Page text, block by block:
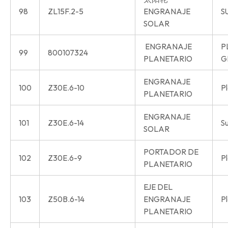
98 ZL15F.2-5
ENGRANAJE
SOLAR
99 800107324
ENGRANAJE
PLANETARIO
100 Z30E.6-10
ENGRANAJE
PLANETARIO
101 Z30E.6-14
ENGRANAJE
SOLAR
102 Z30E.6-9
PORTADOR DE
PLANETARIO
103 Z50B.6-14
EJE DEL
ENGRANAJE
PLANETARIO